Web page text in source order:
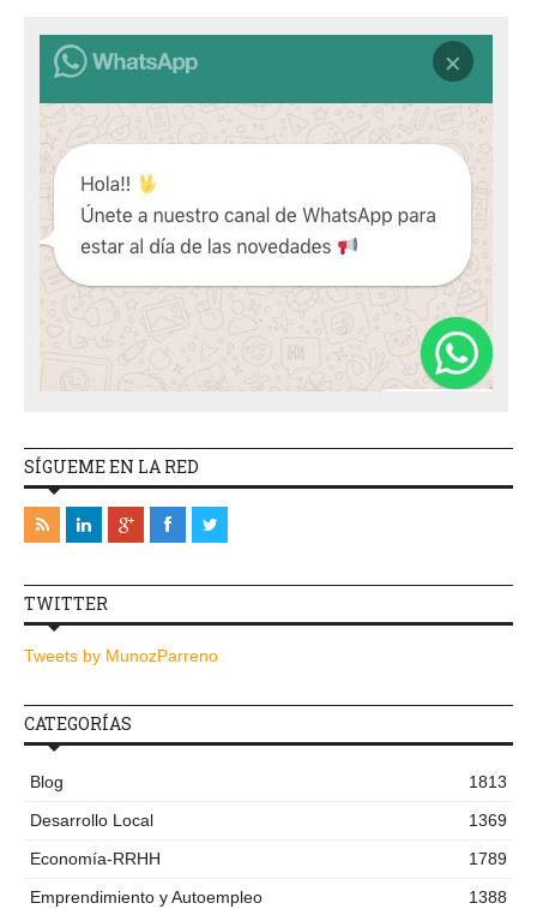
SÍGUEME EN LA RED
TWITTER
Tweets by MunozParreno
CATEGORÍAS
Blog
1813
Desarrollo Local
1369
Economía-RRHH
1789
Emprendimiento y Autoempleo
1388